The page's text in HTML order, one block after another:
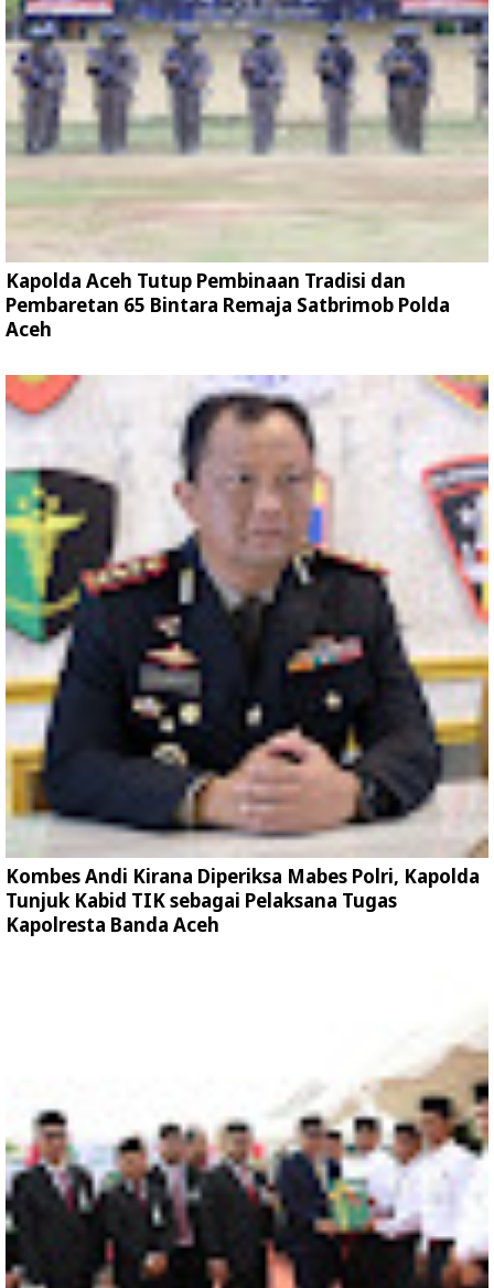
Kapolda Aceh Tutup Pembinaan Tradisi dan
Pembaretan 65 Bintara Remaja Satbrimob Polda
Aceh
Kombes Andi Kirana Diperiksa Mabes Polri, Kapolda
Tunjuk Kabid TIK sebagai Pelaksana Tugas
Kapolresta Banda Aceh